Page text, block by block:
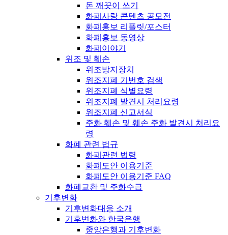
돈 깨끗이 쓰기
화폐사랑 콘텐츠 공모전
화폐홍보 리플릿/포스터
화폐홍보 동영상
화폐이야기
위조 및 훼손
위조방지장치
위조지폐 기번호 검색
위조지폐 식별요령
위조지폐 발견시 처리요령
위조지폐 신고서식
주화 훼손 및 훼손 주화 발견시 처리요
령
화폐 관련 법규
화폐관련 법령
화폐도안 이용기준
화폐도안 이용기준 FAQ
화폐교환 및 주화수급
기후변화
기후변화대응 소개
기후변화와 한국은행
중앙은행과 기후변화